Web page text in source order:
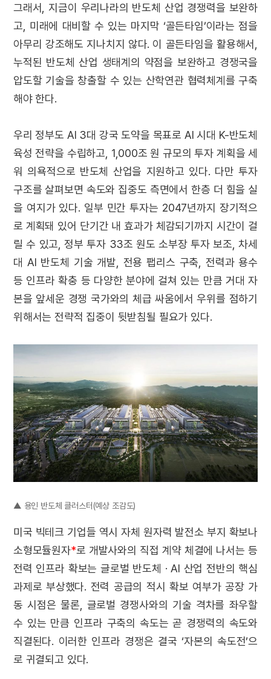
그래서, 지금이 우리나라의 반도체 산업 경쟁력을 보완하
고, 미래에 대비할 수 있는 마지막 ‘골든타임’이라는 점을
아무리 강조해도 지나치지 않다. 이 골든타임을 활용해서,
누적된 반도체 산업 생태계의 약점을 보완하고 경쟁국을
압도할 기술을 창출할 수 있는 산학연관 협력체계를 구축
해야 한다.
우리 정부도 AI 3대 강국 도약을 목표로 AI 시대 K-반도체
육성 전략을 수립하고, 1,000조 원 규모의 투자 계획을 세
워 의욕적으로 반도체 산업을 지원하고 있다. 다만 투자
구조를 살펴보면 속도와 집중도 측면에서 한층 더 힘을 실
을 여지가 있다. 일부 민간 투자는 2047년까지 장기적으
로 계획돼 있어 단기간 내 효과가 체감되기까지 시간이 걸
릴 수 있고, 정부 투자 33조 원도 소부장 투자 보조, 차세
대 AI 반도체 기술 개발, 전용 팹리스 구축, 전력과 용수
등 인프라 확충 등 다양한 분야에 걸쳐 있는 만큼 거대 자
본을 앞세운 경쟁 국가와의 체급 싸움에서 우위를 점하기
위해서는 전략적 집중이 뒷받침될 필요가 있다.
▲ 용인 반도체 클러스터(예상 조감도)
미국 빅테크 기업들 역시 자체 원자력 발전소 부지 확보나
소형모듈원자*로 개발사와의 직접 계약 체결에 나서는 등
전력 인프라 확보는 글로벌 반도체 · AI 산업 전반의 핵심
과제로 부상했다. 전력 공급의 적시 확보 여부가 공장 가
동 시점은 물론, 글로벌 경쟁사와의 기술 격차를 좌우할
수 있는 만큼 인프라 구축의 속도는 곧 경쟁력의 속도와
직결된다. 이러한 인프라 경쟁은 결국 ‘자본의 속도전’으
로 귀결되고 있다.